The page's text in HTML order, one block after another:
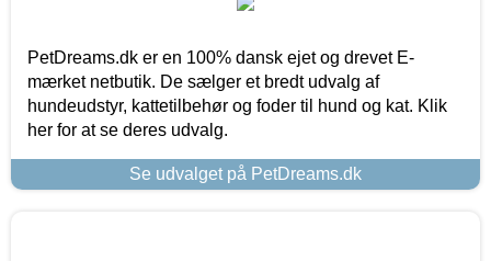
PetDreams.dk er en 100% dansk ejet og drevet E-
mærket netbutik. De sælger et bredt udvalg af
hundeudstyr, kattetilbehør og foder til hund og kat. Klik
her for at se deres udvalg.
Se udvalget på PetDreams.dk